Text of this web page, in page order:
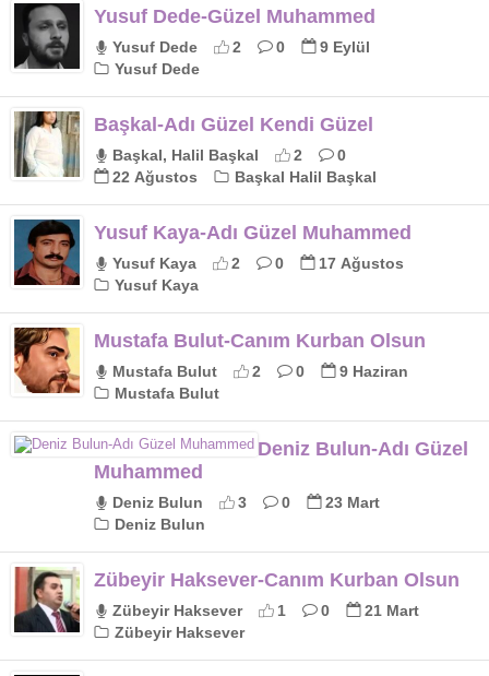
Yusuf Dede-Güzel Muhammed
Yusuf Dede 2 0
9 Eylül
Yusuf Dede
Başkal-Adı Güzel Kendi Güzel
Başkal, Halil Başkal 2
0
22 Ağustos
Başkal Halil Başkal
Yusuf Kaya-Adı Güzel Muhammed
Yusuf Kaya 2 0
17 Ağustos
Yusuf Kaya
Mustafa Bulut-Canım Kurban Olsun
Mustafa Bulut 2 0
9 Haziran
Mustafa Bulut
Deniz Bulun-Adı Güzel
Muhammed
Deniz Bulun 3 0
23 Mart
Deniz Bulun
Zübeyir Haksever-Canım Kurban Olsun
Zübeyir Haksever 1 0
21 Mart
Zübeyir Haksever